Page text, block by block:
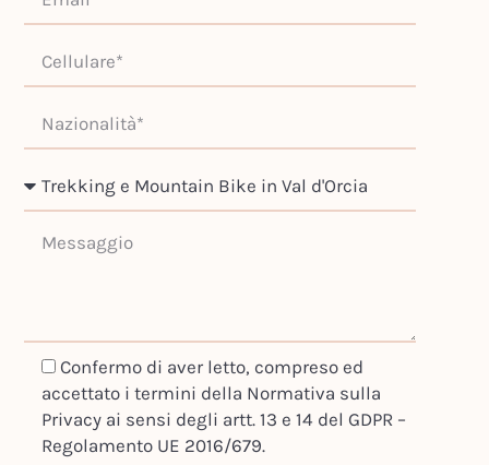
Confermo di aver letto, compreso ed
accettato i termini della Normativa sulla
Privacy ai sensi degli artt. 13 e 14 del GDPR –
Regolamento UE 2016/679.